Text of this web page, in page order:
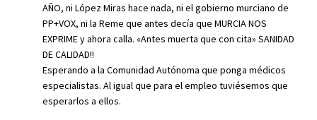
AÑO, ni López Miras hace nada, ni el gobierno murciano de
PP+VOX, ni la Reme que antes decía que MURCIA NOS
EXPRIME y ahora calla. «Antes muerta que con cita» SANIDAD
DE CALIDAD!!
Esperando a la Comunidad Autónoma que ponga médicos
especialistas. Al igual que para el empleo tuviésemos que
esperarlos a ellos.